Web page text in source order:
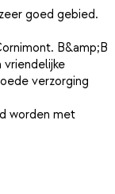
goed gebied.
B&amp;B
verzorging
worden met